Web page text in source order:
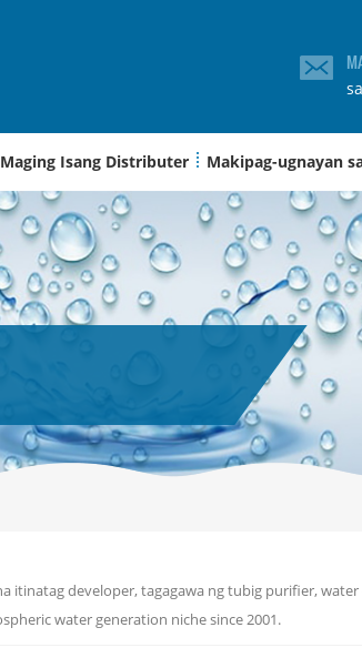
Maging Isang Distributer Makipag-ugnayan
itinatag developer, tagagawa ng tubig purifier,
water generation niche since 2001.